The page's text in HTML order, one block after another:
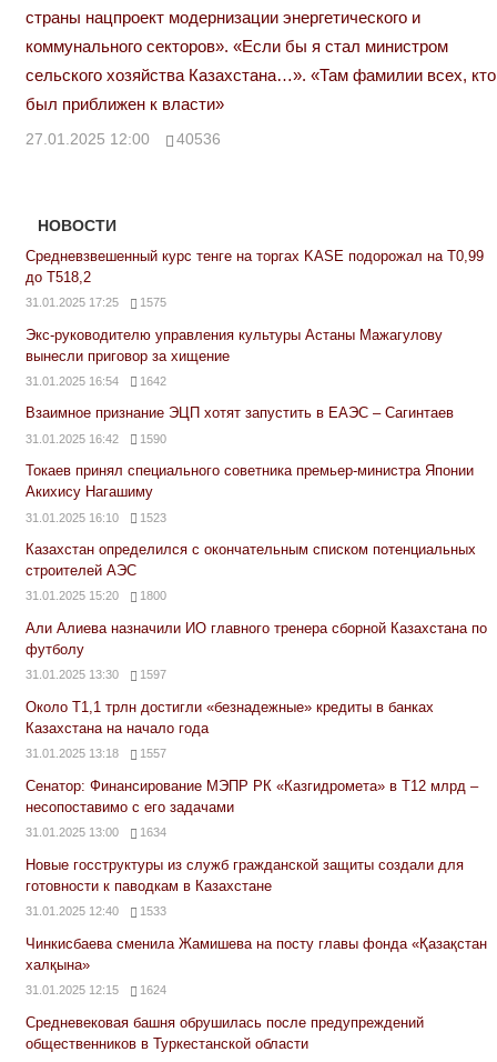
страны нацпроект модернизации энергетического и
коммунального секторов». «Если бы я стал министром
сельского хозяйства Казахстана…». «Там фамилии всех, кто
был приближен к власти»
27.01.2025 12:00 40536
НОВОСТИ
Средневзвешенный курс тенге на торгах KASE подорожал на Т0,99
до Т518,2
31.01.2025 17:25 1575
Экс-руководителю управления культуры Астаны Мажагулову
вынесли приговор за хищение
31.01.2025 16:54 1642
Взаимное признание ЭЦП хотят запустить в ЕАЭС – Сагинтаев
31.01.2025 16:42 1590
Токаев принял специального советника премьер-министра Японии
Акихису Нагашиму
31.01.2025 16:10 1523
Казахстан определился с окончательным списком потенциальных
строителей АЭС
31.01.2025 15:20 1800
Али Алиева назначили ИО главного тренера сборной Казахстана по
футболу
31.01.2025 13:30 1597
Около Т1,1 трлн достигли «безнадежные» кредиты в банках
Казахстана на начало года
31.01.2025 13:18 1557
Сенатор: Финансирование МЭПР РК «Казгидромета» в Т12 млрд –
несопоставимо с его задачами
31.01.2025 13:00 1634
Новые госструктуры из служб гражданской защиты создали для
готовности к паводкам в Казахстане
31.01.2025 12:40 1533
Чинкисбаева сменила Жамишева на посту главы фонда «Қазақстан
халқына»
31.01.2025 12:15 1624
Средневековая башня обрушилась после предупреждений
общественников в Туркестанской области